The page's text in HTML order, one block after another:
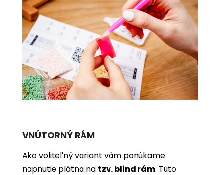
VNÚTORNÝ RÁM
Ako voliteľný variant vám ponúkame
napnutie plátna na tzv. blind rám. Túto